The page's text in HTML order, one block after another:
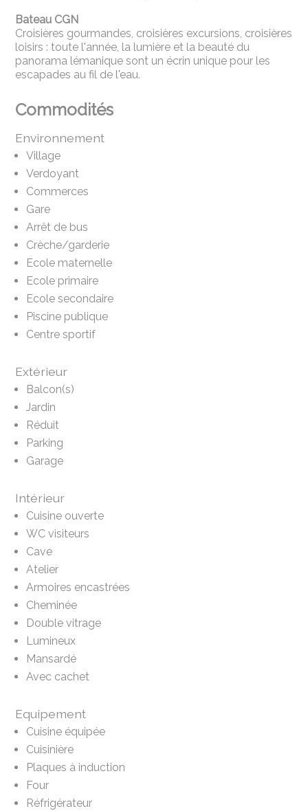
Bateau CGN
Croisières gourmandes, croisières excursions, croisières
loisirs : toute l'année, la lumière et la beauté du
panorama lémanique sont un écrin unique pour les
escapades au fil de l'eau.
Commodités
Environnement
Village
Verdoyant
Commerces
Gare
Arrêt de bus
Crèche/garderie
Ecole maternelle
Ecole primaire
Ecole secondaire
Piscine publique
Centre sportif
Extérieur
Balcon(s)
Jardin
Réduit
Parking
Garage
Intérieur
Cuisine ouverte
WC visiteurs
Cave
Atelier
Armoires encastrées
Cheminée
Double vitrage
Lumineux
Mansardé
Avec cachet
Equipement
Cuisine équipée
Cuisinière
Plaques à induction
Four
Réfrigérateur